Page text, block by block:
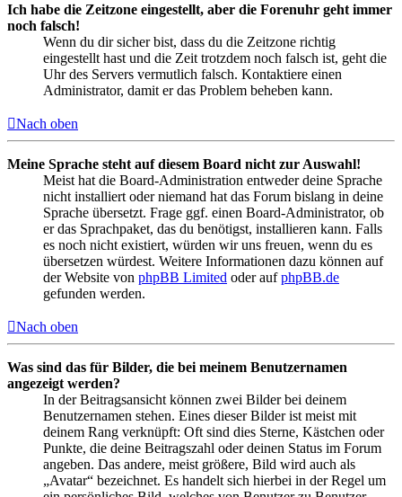
Ich habe die Zeitzone eingestellt, aber die Forenuhr geht immer
noch falsch!
Wenn du dir sicher bist, dass du die Zeitzone richtig
eingestellt hast und die Zeit trotzdem noch falsch ist, geht die
Uhr des Servers vermutlich falsch. Kontaktiere einen
Administrator, damit er das Problem beheben kann.
Nach oben
Meine Sprache steht auf diesem Board nicht zur Auswahl!
Meist hat die Board-Administration entweder deine Sprache
nicht installiert oder niemand hat das Forum bislang in deine
Sprache übersetzt. Frage ggf. einen Board-Administrator, ob
er das Sprachpaket, das du benötigst, installieren kann. Falls
es noch nicht existiert, würden wir uns freuen, wenn du es
übersetzen würdest. Weitere Informationen dazu können auf
der Website von phpBB Limited oder aufphpBB.de
gefunden werden.
Nach oben
Was sind das für Bilder, die bei meinem Benutzernamen
angezeigt werden?
In der Beitragsansicht können zwei Bilder bei deinem
Benutzernamen stehen. Eines dieser Bilder ist meist mit
deinem Rang verknüpft: Oft sind dies Sterne, Kästchen oder
Punkte, die deine Beitragszahl oder deinen Status im Forum
angeben. Das andere, meist größere, Bild wird auch als
„Avatar“ bezeichnet. Es handelt sich hierbei in der Regel um